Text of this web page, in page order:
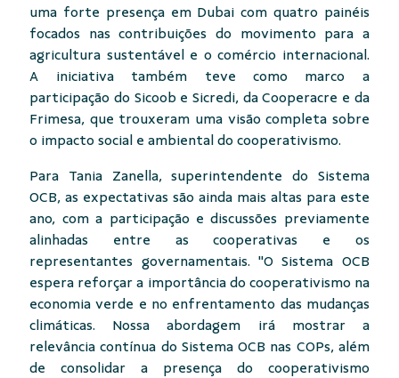
uma forte presença em Dubai com quatro painéis
focados nas contribuições do movimento para a
agricultura sustentável e o comércio internacional.
A iniciativa também teve como marco a
participação do Sicoob e Sicredi, da Cooperacre e da
Frimesa, que trouxeram uma visão completa sobre
o impacto social e ambiental do cooperativismo.
Para Tania Zanella, superintendente do Sistema
OCB, as expectativas são ainda mais altas para este
ano, com a participação e discussões previamente
alinhadas entre as cooperativas e os
representantes governamentais. "O Sistema OCB
espera reforçar a importância do cooperativismo na
economia verde e no enfrentamento das mudanças
climáticas. Nossa abordagem irá mostrar a
relevância contínua do Sistema OCB nas COPs, além
de consolidar a presença do cooperativismo